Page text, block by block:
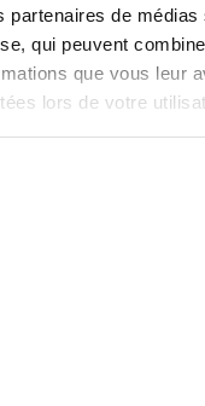
partenaires de médias
qui peuvent
que vous leur
lors de votre